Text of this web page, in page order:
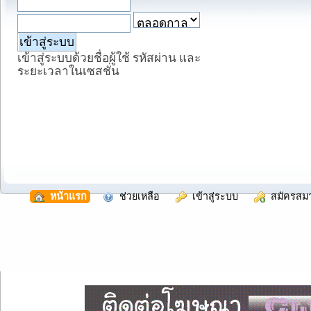
เข้าสู่ระบบด้วยชื่อผู้ใช้ รหัสผ่าน และ
ระยะเวลาในเซสชั่น
หน้าแรก ช่วยเหลือ เข้าสู่ระบบ สมัครสม